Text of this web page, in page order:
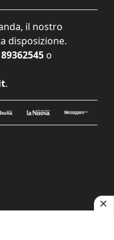
il nostro
disposizione.
o
.